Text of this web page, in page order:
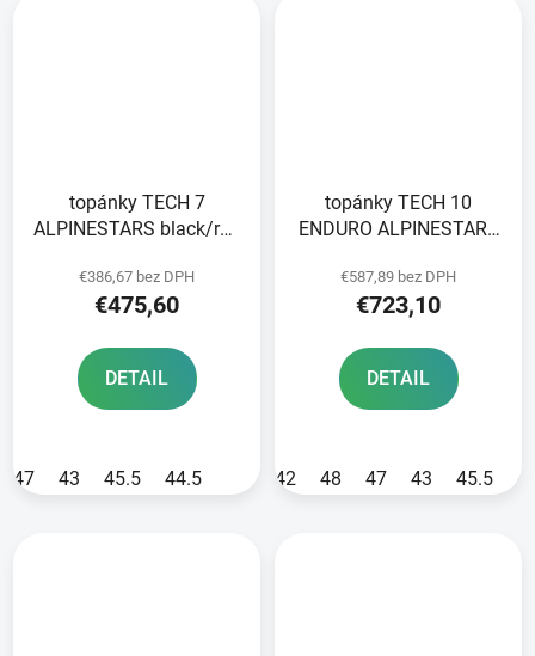
topánky TECH 7
ALPINESTARS black/red
€386,67 bez DPH
€475,60
DETAIL
47 43 45.5 44.5
topánky TECH 10
ENDURO ALPINESTARS
2025
€587,89 bez DPH
€723,10
DETAIL
42 48 47 43 45.5